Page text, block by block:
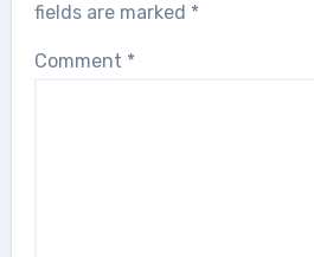
fields are marked *
Comment *